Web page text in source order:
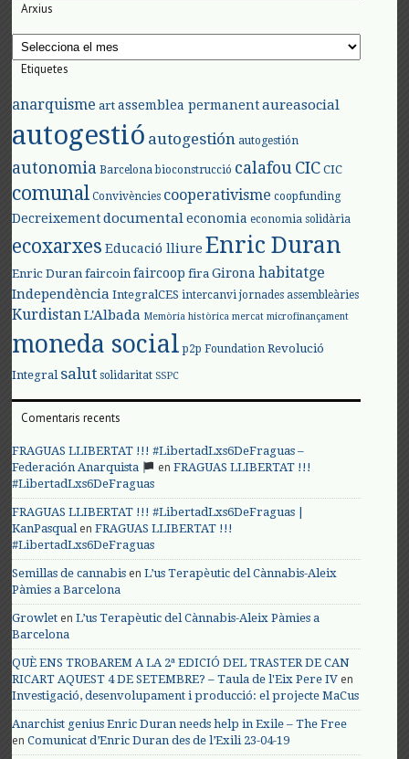
Arxius
Arxius
Etiquetes
anarquisme art assemblea permanent aureasocial
autogestió autogestión autogestión
autonomia Barcelona bioconstrucció calafouCIC CIC
comunal Convivències cooperativisme coopfunding
Decreixement documental economia economia solidària
ecoxarxes Educació lliure Enric Duran
Enric Duran faircoin faircoop fira Girona habitatge
Independència IntegralCES intercanvi jornades assembleàries
KurdistanL'Albada Memòria històrica mercat microfinançament
moneda social p2p Foundation Revolució
Integral salut solidaritat SSPC
Comentaris recents
FRAGUAS LLIBERTAT !!! #LibertadLxs6DeFraguas –
Federación Anarquista
enFRAGUAS LLIBERTAT !!!
#LibertadLxs6DeFraguas
FRAGUAS LLIBERTAT !!! #LibertadLxs6DeFraguas |
KanPasqualenFRAGUAS LLIBERTAT !!!
#LibertadLxs6DeFraguas
Semillas de cannabis enL’us Terapèutic del Cànnabis-Aleix
Pàmies a Barcelona
Growlet enL’us Terapèutic del Cànnabis-Aleix Pàmies a
Barcelona
QUÈ ENS TROBAREM A LA 2ª EDICIÓ DEL TRASTER DE CAN
RICART AQUEST 4 DE SETEMBRE? – Taula de l'Eix Pere IV en
Investigació, desenvolupament i producció: el projecte MaCus
Anarchist genius Enric Duran needs help in Exile – The Free
enComunicat d’Enric Duran des de l’Exili 23-04-19